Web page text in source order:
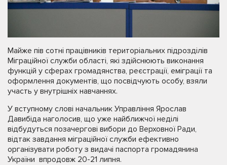
Майже пів сотні працівників територіальних підрозділів
Міграційної служби області, які здійснюють виконання
функцій у сферах громадянства, реєстрації, еміграції та
оформлення документів, що посвідчують особу, взяли
участь у внутрішніх навчаннях.
У вступному слові начальник Управління Ярослав
Давибіда наголосив, що уже найближчої неділі
відбудуться позачергові вибори до Верховної Ради,
відтак завдання міграційної служби ефективно
організувати роботу з видачі паспорта громадянина
України впродовж 20-21 липня.